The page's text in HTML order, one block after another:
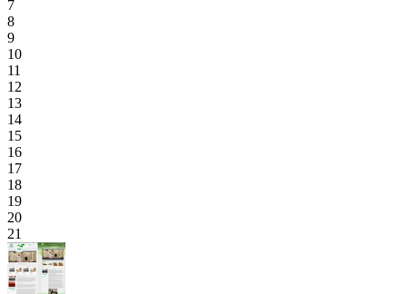
7
8
9
10
11
12
13
14
15
16
17
18
19
20
21